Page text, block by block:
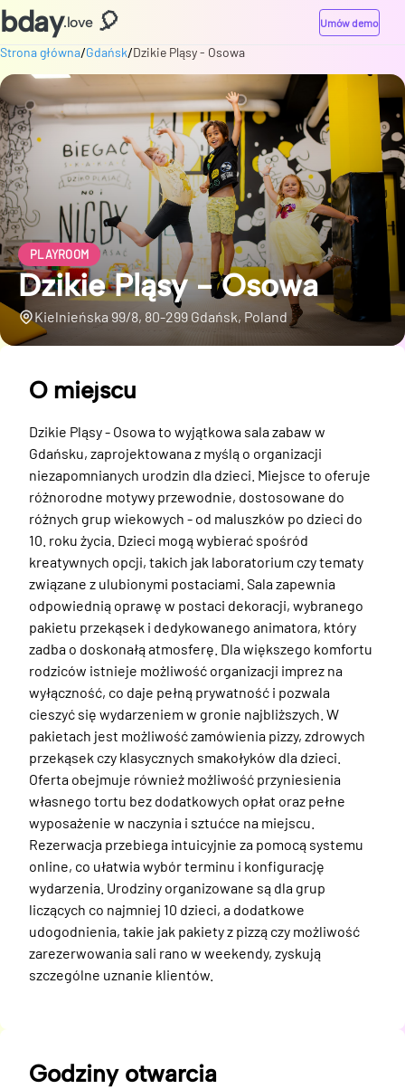
bday.love 🎈 Umów demo
Strona główna/Gdańsk/Dzikie Pląsy - Osowa
PLAYROOM
Dzikie Pląsy - Osowa
Kielnieńska 99/8, 80-299 Gdańsk, Poland
O miejscu
Dzikie Pląsy - Osowa to wyjątkowa sala zabaw w
Gdańsku, zaprojektowana z myślą o organizacji
niezapomnianych urodzin dla dzieci. Miejsce to oferuje
różnorodne motywy przewodnie, dostosowane do
różnych grup wiekowych - od maluszków po dzieci do
10. roku życia. Dzieci mogą wybierać spośród
kreatywnych opcji, takich jak laboratorium czy tematy
związane z ulubionymi postaciami. Sala zapewnia
odpowiednią oprawę w postaci dekoracji, wybranego
pakietu przekąsek i dedykowanego animatora, który
zadba o doskonałą atmosferę. Dla większego komfortu
rodziców istnieje możliwość organizacji imprez na
wyłączność, co daje pełną prywatność i pozwala
cieszyć się wydarzeniem w gronie najbliższych. W
pakietach jest możliwość zamówienia pizzy, zdrowych
przekąsek czy klasycznych smakołyków dla dzieci.
Oferta obejmuje również możliwość przyniesienia
własnego tortu bez dodatkowych opłat oraz pełne
wyposażenie w naczynia i sztućce na miejscu.
Rezerwacja przebiega intuicyjnie za pomocą systemu
online, co ułatwia wybór terminu i konfigurację
wydarzenia. Urodziny organizowane są dla grup
liczących co najmniej 10 dzieci, a dodatkowe
udogodnienia, takie jak pakiety z pizzą czy możliwość
zarezerwowania sali rano w weekendy, zyskują
szczególne uznanie klientów.
Godziny otwarcia